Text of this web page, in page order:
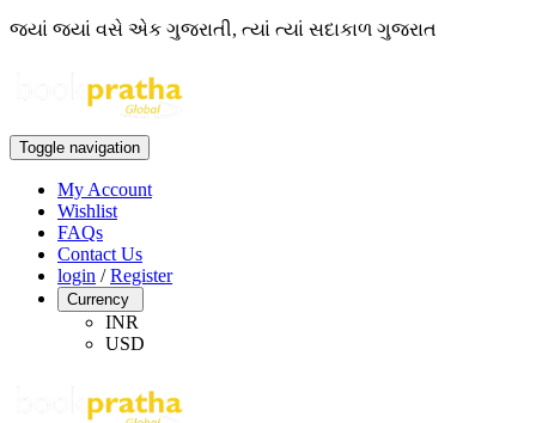
જ્યાં જ્યાં વસે એક ગુજરાતી, ત્યાં ત્યાં સદાકાળ ગુજરાત
Toggle navigation
My Account
Wishlist
FAQs
Contact Us
login /Register
Currency
INR
USD